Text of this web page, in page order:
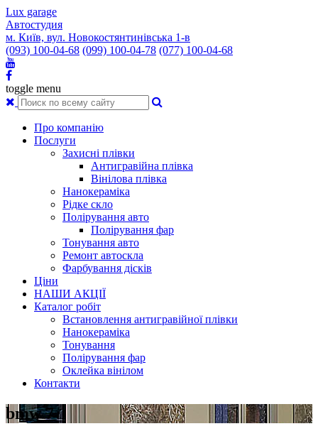
Lux garage
Автостудия
м. Київ, вул. Новокостянтинівська 1-в
(093) 100-04-68 (099) 100-04-78 (077) 100-04-68
toggle menu
Про компанію
Послуги
Захисні плівки
Антигравійна плівка
Вінілова плівка
Нанокераміка
Рідке скло
Полірування авто
Полірування фар
Тонування авто
Ремонт автоскла
Фарбування дісків
Ціни
НАШИ АКЦІЇ
Каталог робіт
Встановлення антигравійної плівки
Нанокераміка
Тонування
Полірування фар
Оклейка вінілом
Контакти
bmw 7